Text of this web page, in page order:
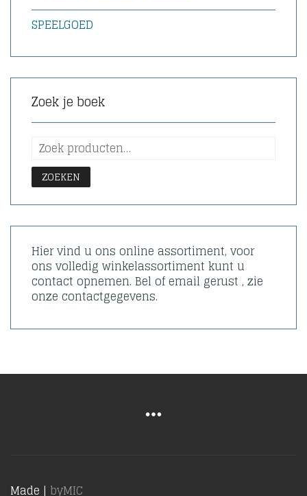
SPEELGOED
Zoek je boek
ZOEKEN
Hier vind u ons online assortiment, voor
ons volledig winkelassortiment kunt u
contact opnemen. Bel of email gerust , zie
onze contactgegevens.
Made | byMIC